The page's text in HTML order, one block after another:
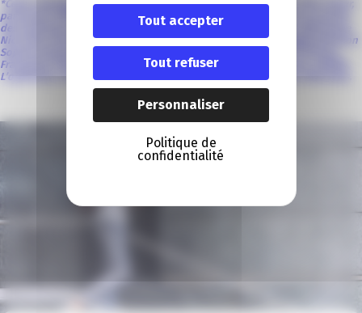
*Cette campagne est réalisée avec le Crédit Agricole Provence Côte d’Azur,
partenaire officiel de la filière Tourisme CCI Nice Côte d’Azur et le soutien
des professionnels de la filière Tourisme, le CRT Côte d’Azur, la Métropole
Nice Côte d’Azur, la ville de Cannes, la CASA (Communauté d’Agglomération
Sophia Antipolis), la CARF (Communauté d’Agglomération de la Riviera
Française), Vildeo, Nice-Matin, La Tribune Côte d’Azur, Ecomnews, CNEWS,
L’optimiste, Clear Channel, Radio Emotion, Kiss FM, Akormedia, Metrobus.
Tout accepter
Tout refuser
Personnaliser
Politique de
confidentialité